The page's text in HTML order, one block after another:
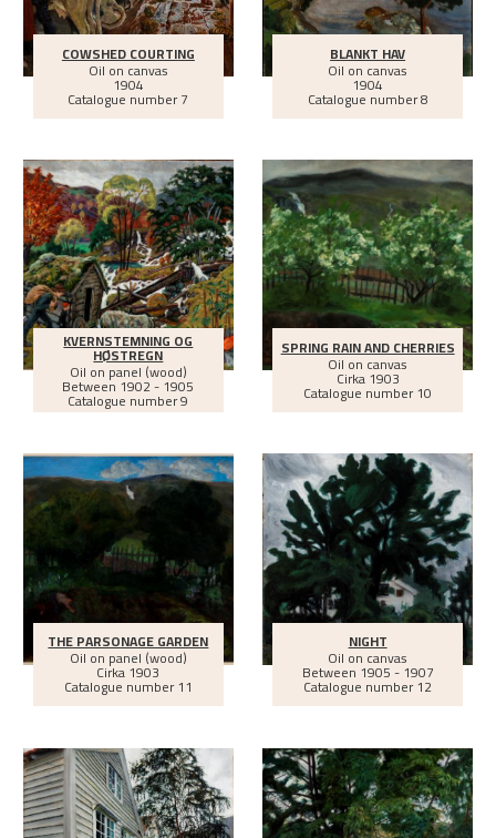
COWSHED COURTING
Oil on canvas
1904
Catalogue number 7
BLANKT HAV
Oil on canvas
1904
Catalogue number 8
KVERNSTEMNING OG
HØSTREGN
Oil on panel (wood)
Between 1902 - 1905
Catalogue number 9
SPRING RAIN AND CHERRIES
Oil on canvas
Cirka1903
Catalogue number 10
THE PARSONAGE GARDEN
Oil on panel (wood)
Cirka1903
Catalogue number 11
NIGHT
Oil on canvas
Between 1905 - 1907
Catalogue number 12